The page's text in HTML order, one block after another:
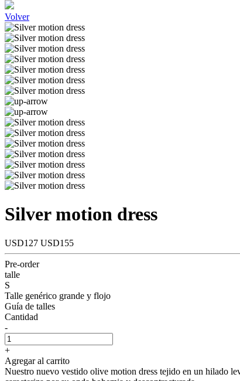
Volver
Silver motion dress
USD127 USD155
Pre-order
talle
S
Talle genérico grande y flojo
Guía de talles
Cantidad
-
+
Agregar al carrito
Nuestro nuevo vestido olive motion dress tejido en un hilado